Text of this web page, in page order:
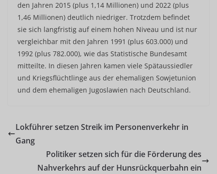
den Jahren 2015 (plus 1,14 Millionen) und 2022 (plus
1,46 Millionen) deutlich niedriger. Trotzdem befindet
sie sich langfristig auf einem hohen Niveau und ist nur
vergleichbar mit den Jahren 1991 (plus 603.000) und
1992 (plus 782.000), wie das Statistische Bundesamt
mitteilte. In diesen Jahren kamen viele Spätaussiedler
und Kriegsflüchtlinge aus der ehemaligen Sowjetunion
und dem ehemaligen Jugoslawien nach Deutschland.
Lokführer setzen Streik im Personenverkehr in
Gang
Politiker setzen sich für die Förderung des
Nahverkehrs auf der Hunsrückquerbahn ein